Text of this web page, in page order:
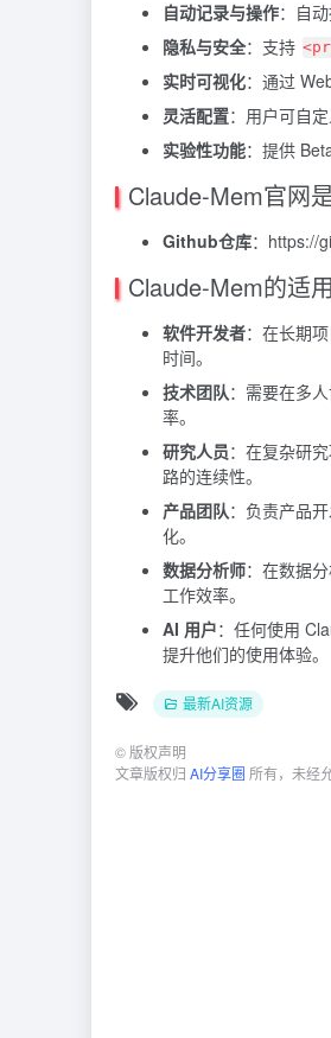
自动记录与操作：自
隐私与安全：支持
实时可视化：通过
灵活配置：用户可自
实验性功能：提供
Claude-Mem官网
Github仓库：https://
Claude-Mem的适
软件开发者：在长期
时间。
技术团队：需要在多
率。
研究人员：在复杂研
路的连续性。
产品团队：负责产品
化。
数据分析师：在数据
工作效率。
AI 用户：任何使用
提升他们的使用体验。
最新AI资源
© 版权声明
文章版权归 AI分享圈 所有，未经